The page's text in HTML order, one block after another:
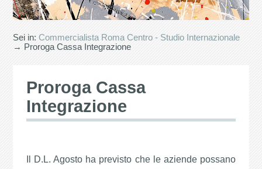
Sei in:Commercialista Roma Centro - Studio Internazionale
→ Proroga Cassa Integrazione
Proroga Cassa
Integrazione
Il D.L. Agosto ha previsto che le aziende possano